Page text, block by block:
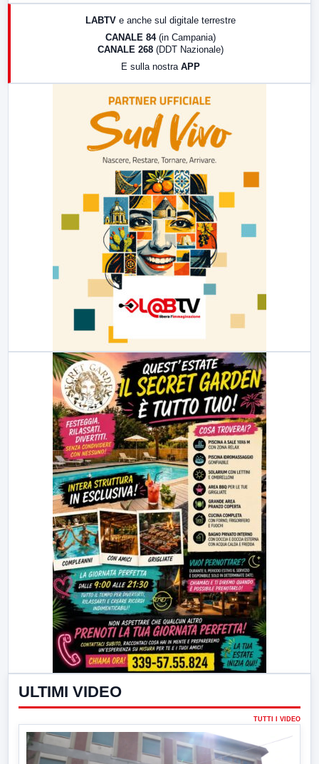
LABTV e anche sul digitale terrestre
CANALE 84 (in Campania)
CANALE 268 (DDT Nazionale)
E sulla nostra APP
ULTIMI VIDEO
TUTTI I VIDEO